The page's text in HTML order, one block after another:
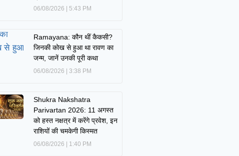
06/08/2026 5:43 PM
Ramayana: कौन थीं कैकसी?
जिनकी कोख से हुआ था रावण का
जन्म, जानें उनकी पूरी कथा
06/08/2026 3:38 PM
Shukra Nakshatra
Parivartan 2026: 11 अगस्त
को हस्त नक्षत्र में करेंगे प्रवेश, इन
राशियों की चमकेगी किस्मत
06/08/2026 1:40 PM